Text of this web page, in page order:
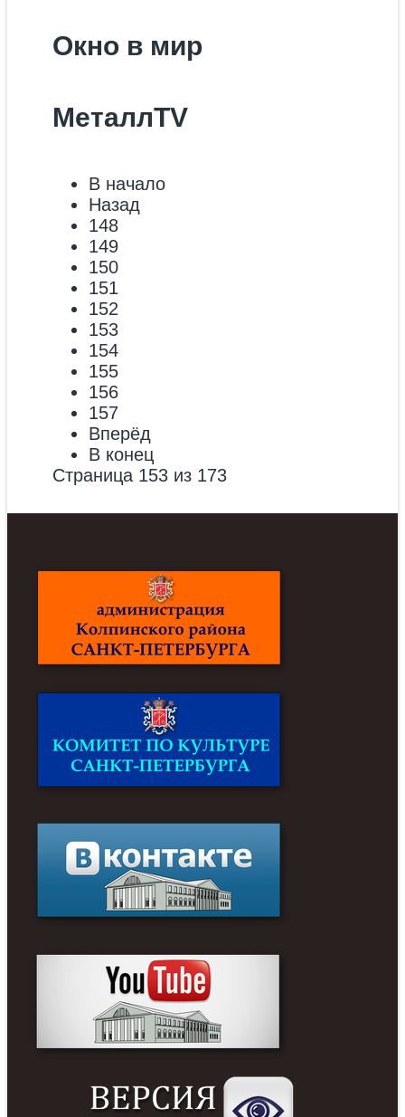
Окно в мир
МеталлTV
В начало
Назад
148
149
150
151
152
153
154
155
156
157
Вперёд
В конец
Страница 153 из 173